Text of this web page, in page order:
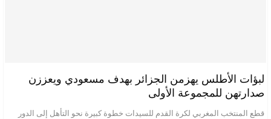
لبؤات الأطلس يهزمن الجزائر بهدف مسعودي ويعززن
صدارتهن للمجموعة الأولى
قطع المنتخب المغربي لكرة القدم للسيدات خطوة كبيرة نحو التأهل إلى الدور